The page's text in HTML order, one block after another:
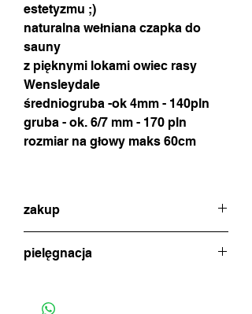
estetyzmu ;)
naturalna wełniana czapka do
sauny
z pięknymi lokami owiec rasy
Wensleydale
średniogruba -ok 4mm - 140pln
gruba - ok. 6/7 mm - 170 pln
rozmiar na głowy maks 60cm
zakup
kontakt poprzez czat (ikonka na dole
(standardowa wysyłka 22pln poprzez
pielęgnacja